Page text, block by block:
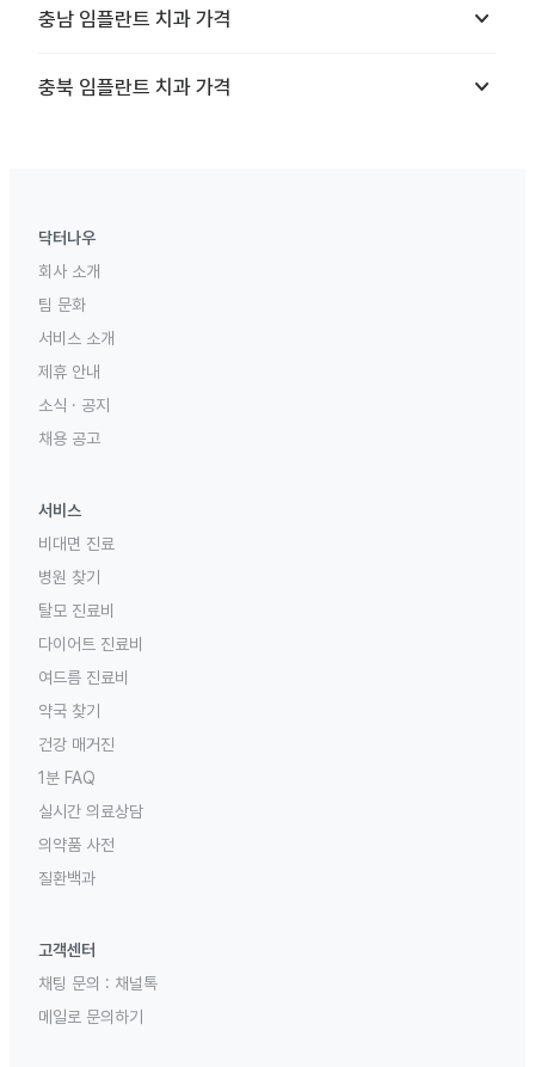
충남 임플란트 치과 가격 keyboard_arrow_down
충북 임플란트 치과 가격 keyboard_arrow_down
닥터나우
회사 소개
팀 문화
서비스 소개
제휴 안내
소식 · 공지
채용 공고
서비스
비대면 진료
병원 찾기
탈모 진료비
다이어트 진료비
여드름 진료비
약국 찾기
건강 매거진
1분 FAQ
실시간 의료상담
의약품 사전
질환백과
고객센터
채팅 문의 : 채널톡
메일로 문의하기